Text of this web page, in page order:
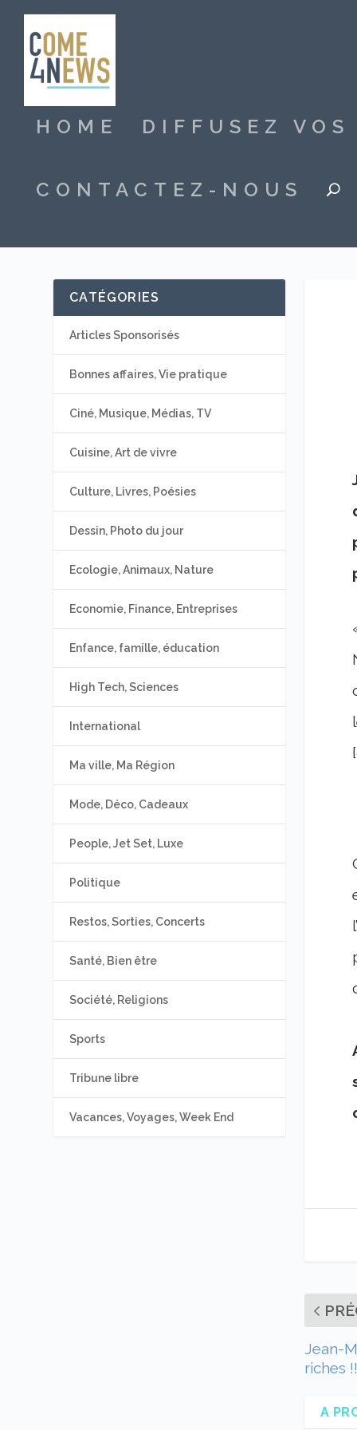
HOME DIFFUSEZ VOS
CONTACTEZ-NOUS
Jean-
riches !!
A
CATÉGORIES
Articles Sponsorisés
Bonnes affaires, Vie pratique
Ciné, Musique, Médias, TV
Cuisine, Art de vivre
Culture, Livres, Poésies
Dessin, Photo du jour
Ecologie, Animaux, Nature
Economie, Finance, Entreprises
Enfance, famille, éducation
High Tech, Sciences
International
Ma ville, Ma Région
Mode, Déco, Cadeaux
People, Jet Set, Luxe
Politique
Restos, Sorties, Concerts
Santé, Bien être
Société, Religions
Sports
Tribune libre
Vacances, Voyages, Week End